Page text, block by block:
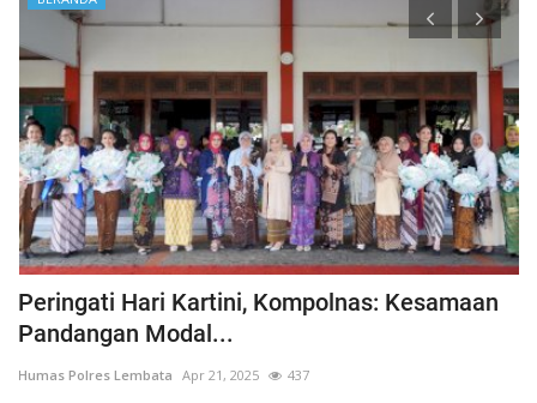
Peringati Hari Kartini, Kompolnas: Kesamaan
Pandangan Modal...
Humas Polres Lembata Apr 21, 2025 437